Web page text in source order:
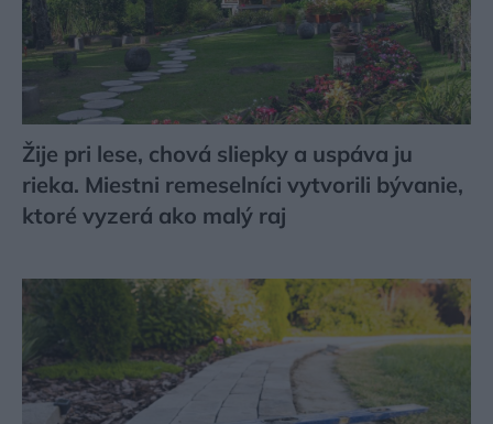
Žije pri lese, chová sliepky a uspáva ju
rieka. Miestni remeselníci vytvorili bývanie,
ktoré vyzerá ako malý raj